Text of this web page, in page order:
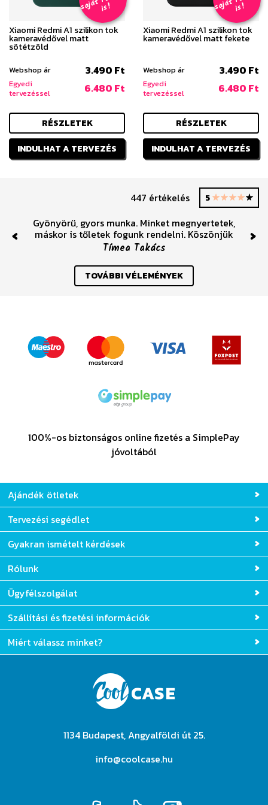
s
!
Xiaomi Redmi A1 szilikon tok
kameravédővel matt
sötétzöld
Webshop ár 3.490 Ft
Egyedi
tervezéssel
6.480 Ft
RÉSZLETEK
INDULHAT A TERVEZÉS
s
!
Xiaomi Redmi A1 szilikon tok
kameravédővel matt fekete
Webshop ár 3.490 Ft
Egyedi
tervezéssel
6.480 Ft
RÉSZLETEK
INDULHAT A TERVEZÉS
447 értékelés 5
Gyönyörű, gyors munka. Minket megnyertetek,
máskor is tőletek fogunk rendelni. Köszönjük
Tímea Takács
Previous
TOVÁBBI VÉLEMÉNYEK
100%-os biztonságos online fizetés a SimplePay
jóvoltából
Ajándék ötletek
Tervezési segédlet
Gyakran ismételt kérdések
Rólunk
Ügyfélszolgálat
Szállítási és fizetési információk
Miért válassz minket?
1134 Budapest, Angyalföldi út 25.
info@coolcase.hu